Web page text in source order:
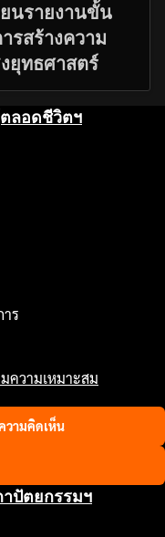
นรายงานขั้น
รสร้างความ
ยุทธศาสตร์
ตลอดชีวิตฯ
ร
ความเหมาะสม
วามคิดเห็น
ปัตยกรรมฯ